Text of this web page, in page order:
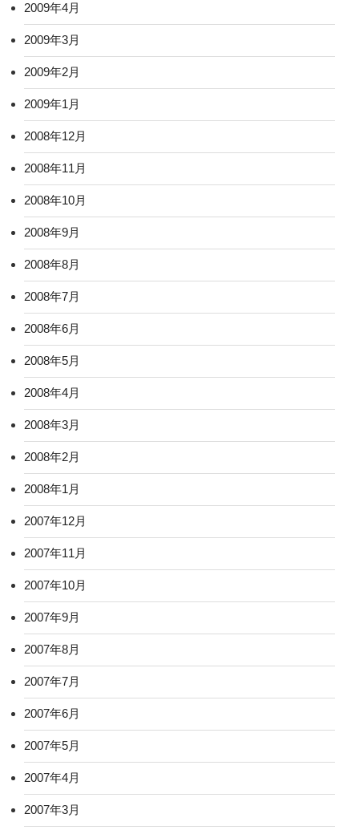
2009年4月
2009年3月
2009年2月
2009年1月
2008年12月
2008年11月
2008年10月
2008年9月
2008年8月
2008年7月
2008年6月
2008年5月
2008年4月
2008年3月
2008年2月
2008年1月
2007年12月
2007年11月
2007年10月
2007年9月
2007年8月
2007年7月
2007年6月
2007年5月
2007年4月
2007年3月